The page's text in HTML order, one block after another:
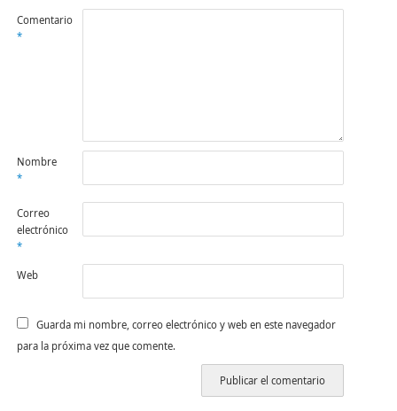
Comentario
*
Nombre
*
Correo
electrónico
*
Web
Guarda mi nombre, correo electrónico y web en este navegador
para la próxima vez que comente.